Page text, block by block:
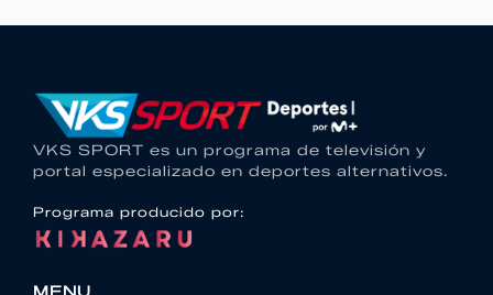
VKS SPORT es un programa de televisión y
portal especializado en deportes alternativos.
Programa producido por: